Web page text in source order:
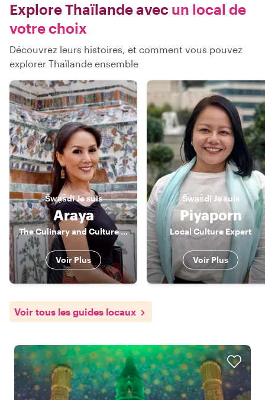
Explore Thaïlande avec un local de
votre choix
Découvrez leurs histoires, et comment vous pouvez
explorer Thaïlande ensemble
S̄wạs̄dīJe suis
Araya
The Culinary and Culture Admirer
Voir Plus
S̄wạs̄dī Je suis
Piyaporn
Local Culture Expert
Voir Plus
Voir tous les guides locaux